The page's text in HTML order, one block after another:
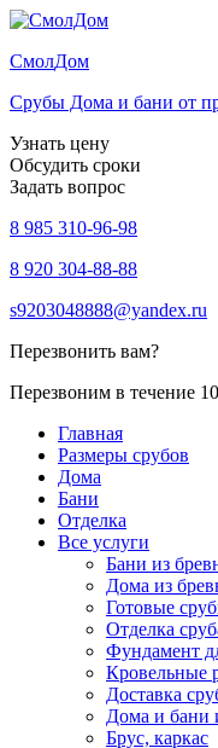
СмолДом
Срубы Дома и бани от
Узнать цену
Обсудить сроки
Задать вопрос
8 985 310-96-98
8 920 304-88-88
s9203048888@yandex.ru
Перезвонить вам?
Перезвоним в течение
Главная
Размеры срубов
Дома
Бани
Отделка
Все услуги
Бани из
Дома из
Готовые
Отделка
Фундамент
Кровельные
Доставка
Дома и бани
Брус, каркас